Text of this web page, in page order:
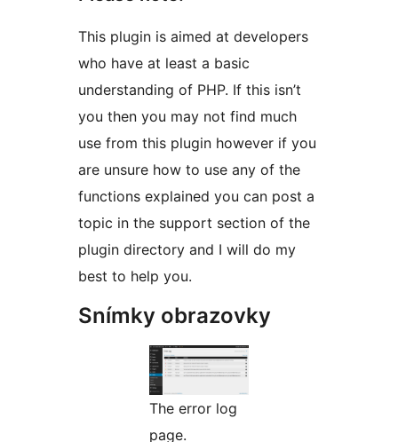
This plugin is aimed at developers
who have at least a basic
understanding of PHP. If this isn’t
you then you may not find much
use from this plugin however if you
are unsure how to use any of the
functions explained you can post a
topic in the support section of the
plugin directory and I will do my
best to help you.
Snímky obrazovky
The error log
page.